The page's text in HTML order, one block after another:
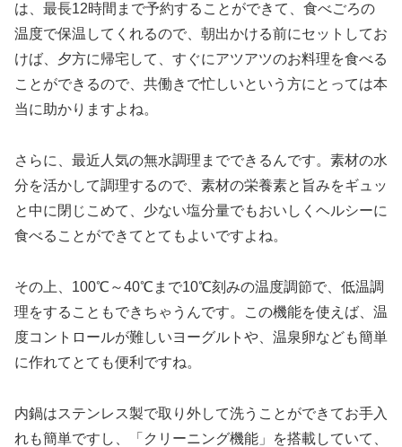
は、最長12時間まで予約することができて、食べごろの
温度で保温してくれるので、朝出かける前にセットしてお
けば、夕方に帰宅して、すぐにアツアツのお料理を食べる
ことができるので、共働きで忙しいという方にとっては本
当に助かりますよね。
さらに、最近人気の無水調理までできるんです。素材の水
分を活かして調理するので、素材の栄養素と旨みをギュッ
と中に閉じこめて、少ない塩分量でもおいしくヘルシーに
食べることができてとてもよいですよね。
その上、100℃～40℃まで10℃刻みの温度調節で、低温調
理をすることもできちゃうんです。この機能を使えば、温
度コントロールが難しいヨーグルトや、温泉卵なども簡単
に作れてとても便利ですね。
内鍋はステンレス製で取り外して洗うことができてお手入
れも簡単ですし、「クリーニング機能」を搭載していて、